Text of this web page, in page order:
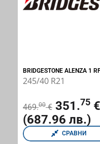
BRIDGESTONE ALENZA 1
245/40 R21
469.00 € 351.75 €
(687.96 лв.)
СРАВНИ